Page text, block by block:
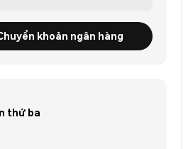
khoản ngân hàng
thứ ba